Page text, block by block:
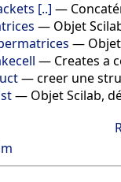
[..] —
— Objet
— Objet
— Creates a
— creer une
— Objet Scilab,